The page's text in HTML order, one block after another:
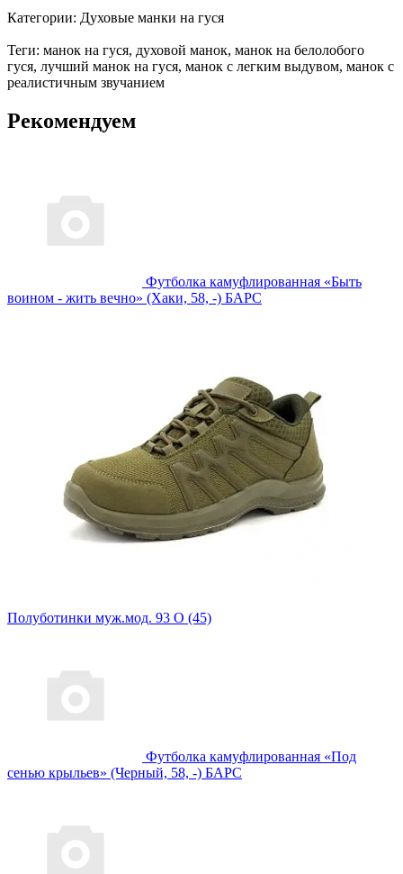
Категории: Духовые манки на гуся
Теги: манок на гуся, духовой манок, манок на белолобого
гуся, лучший манок на гуся, манок с легким выдувом, манок с
реалистичным звучанием
Рекомендуем
Футболка камуфлированная «Быть
воином - жить вечно» (Хаки, 58, -) БАРС
Полуботинки муж.мод. 93 О (45)
Футболка камуфлированная «Под
сенью крыльев» (Черный, 58, -) БАРС